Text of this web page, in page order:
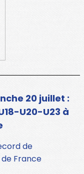
20 juillet :
U20-U23 à
de
France